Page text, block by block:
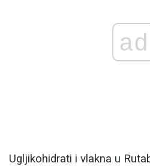
ad
Ugljikohidrati i vlakna u